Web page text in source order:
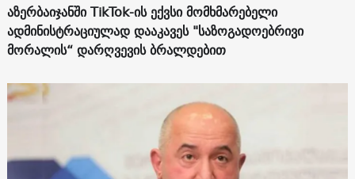
აზერბაიჯანში TikTok-ის ექვსი მომხმარებელი
ადმინისტრაციულად დააკავეს "საზოგადოებრივი
მორალის“ დარღვევის ბრალდებით